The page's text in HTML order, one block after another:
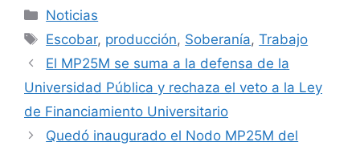
Noticias
Escobar, producción, Soberanía,Trabajo
El MP25M se suma a la defensa de la
Universidad Pública y rechaza el veto a la Ley
de Financiamiento Universitario
Quedó inaugurado el Nodo MP25M del